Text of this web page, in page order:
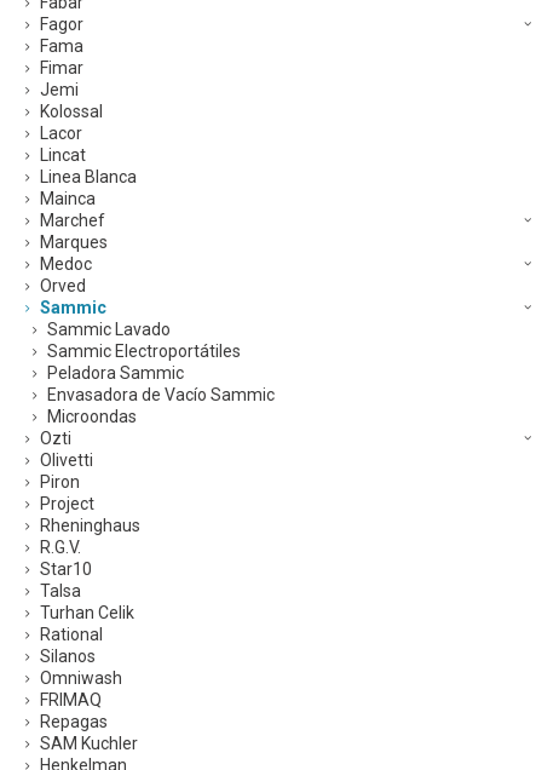
Fagor
Fama
Fimar
Jemi
Kolossal
Lacor
Lincat
Linea Blanca
Mainca
Marchef
Marques
Medoc
Orved
Sammic
Sammic Lavado
Sammic Electroportátiles
Peladora Sammic
Envasadora de Vacío Sammic
Microondas
Ozti
Olivetti
Piron
Project
Rheninghaus
R.G.V.
Star10
Talsa
Turhan Celik
Rational
Silanos
Omniwash
FRIMAQ
Repagas
SAM Kuchler
Henkelman